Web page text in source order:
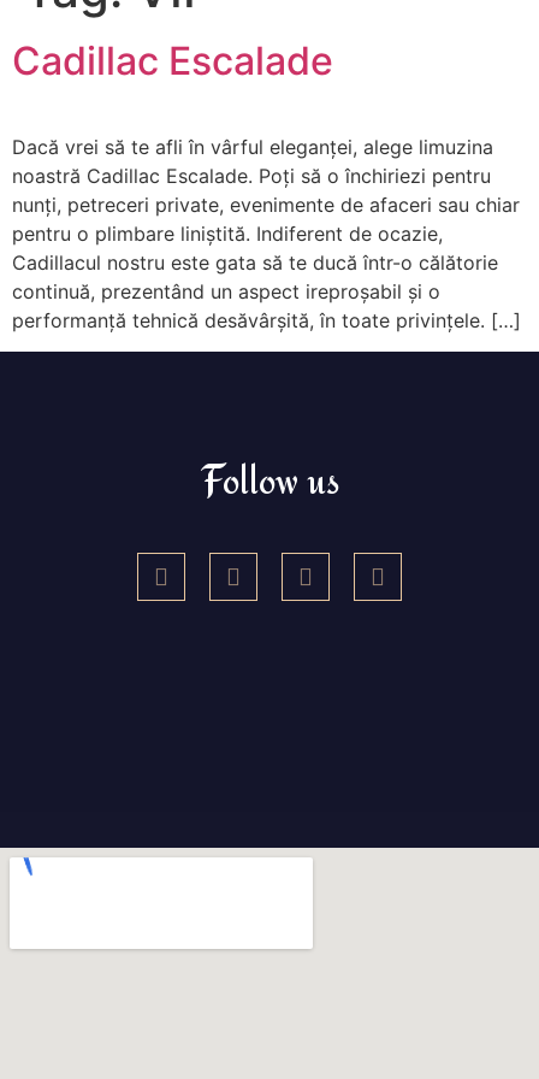
Cadillac Escalade
Dacă vrei să te afli în vârful eleganței, alege limuzina
noastră Cadillac Escalade. Poți să o închiriezi pentru
nunți, petreceri private, evenimente de afaceri sau chiar
pentru o plimbare liniștită. Indiferent de ocazie,
Cadillacul nostru este gata să te ducă într-o călătorie
continuă, prezentând un aspect ireproșabil și o
performanță tehnică desăvârșită, în toate privințele. […]
Follow us